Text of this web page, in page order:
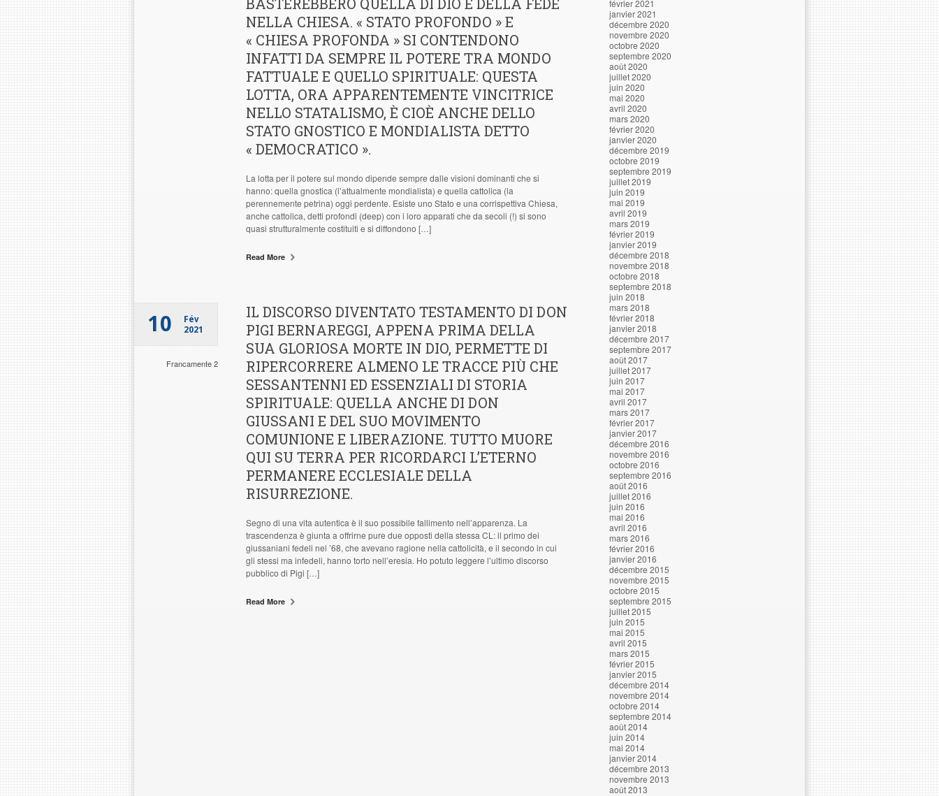
NELLA CHIESA. « STATO PROFONDO » E
« CHIESA PROFONDA » SI CONTENDONO
INFATTI DA SEMPRE IL POTERE TRA MONDO
FATTUALE E QUELLO SPIRITUALE: QUESTA
LOTTA, ORA APPARENTEMENTE VINCITRICE
NELLO STATALISMO, È CIOÈ ANCHE DELLO
STATO GNOSTICO E MONDIALISTA DETTO
« DEMOCRATICO ».
La lotta per il potere sul mondo dipende sempre dalle visioni dominanti che si
hanno: quella gnostica (l’attualmente mondialista) e quella cattolica (la
perennemente petrina) oggi perdente. Esiste uno Stato e una corrispettiva Chiesa,
anche cattolica, detti profondi (deep) con i loro apparati che da secoli (!) si sono
quasi strutturalmente costituiti e si diffondono […]
Read More
10
Fév
2021
Francamente 2
IL DISCORSO DIVENTATO TESTAMENTO DI DON
PIGI BERNAREGGI, APPENA PRIMA DELLA
SUA GLORIOSA MORTE IN DIO, PERMETTE DI
RIPERCORRERE ALMENO LE TRACCE PIÙ CHE
SESSANTENNI ED ESSENZIALI DI STORIA
SPIRITUALE: QUELLA ANCHE DI DON
GIUSSANI E DEL SUO MOVIMENTO
COMUNIONE E LIBERAZIONE. TUTTO MUORE
QUI SU TERRA PER RICORDARCI L’ETERNO
PERMANERE ECCLESIALE DELLA
RISURREZIONE.
Segno di una vita autentica è il suo possibile fallimento nell’apparenza. La
trascendenza è giunta a offrirne pure due opposti della stessa CL: il primo dei
giussaniani fedeli nel ’68, che avevano ragione nella cattolicità, e il secondo in cui
gli stessi ma infedeli, hanno torto nell’eresia. Ho potuto leggere l’ultimo discorso
pubblico di Pigi […]
Read More
février 2021
janvier 2021
décembre 2020
novembre 2020
octobre 2020
septembre 2020
août 2020
juillet 2020
juin 2020
mai 2020
avril 2020
mars 2020
février 2020
janvier 2020
décembre 2019
octobre 2019
septembre 2019
juillet 2019
juin 2019
mai 2019
avril 2019
mars 2019
février 2019
janvier 2019
décembre 2018
novembre 2018
octobre 2018
septembre 2018
juin 2018
mars 2018
février 2018
janvier 2018
décembre 2017
septembre 2017
août 2017
juillet 2017
juin 2017
mai 2017
avril 2017
mars 2017
février 2017
janvier 2017
décembre 2016
novembre 2016
octobre 2016
septembre 2016
août 2016
juillet 2016
juin 2016
mai 2016
avril 2016
mars 2016
février 2016
janvier 2016
décembre 2015
novembre 2015
octobre 2015
septembre 2015
juillet 2015
juin 2015
mai 2015
avril 2015
mars 2015
février 2015
janvier 2015
décembre 2014
novembre 2014
octobre 2014
septembre 2014
août 2014
juin 2014
mai 2014
janvier 2014
décembre 2013
novembre 2013
août 2013